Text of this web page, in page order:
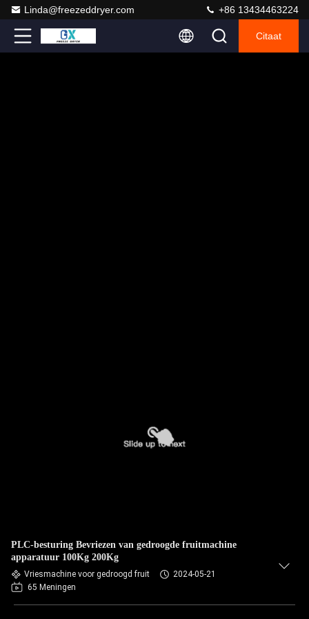
Linda@freezeddryer.com +86 13434463224
Citaat
PLC-besturing Bevriezen van gedroogde fruitmachine
apparatuur 100Kg 200Kg
Vriesmachine voor gedroogd fruit
2024-05-21
65 Meningen